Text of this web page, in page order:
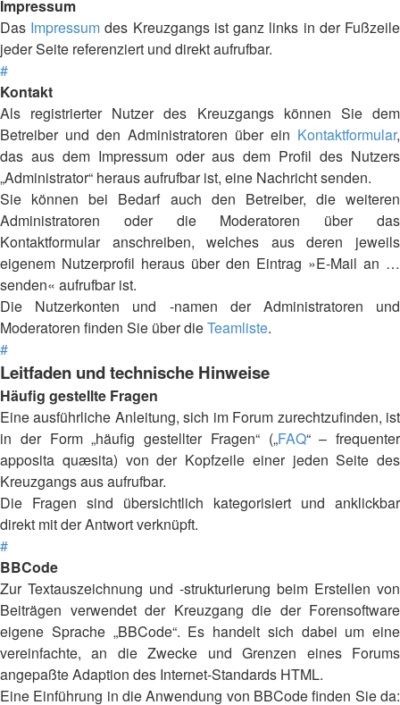
Impressum
Das Impressum des Kreuzgangs ist ganz links in der Fußzeile
jeder Seite referenziert und direkt aufrufbar.
#
Kontakt
Als registrierter Nutzer des Kreuzgangs können Sie dem
Betreiber und den Administratoren über ein Kontaktformular,
das aus dem Impressum oder aus dem Profil des Nutzers
„Administrator“ heraus aufrufbar ist, eine Nachricht senden.
Sie können bei Bedarf auch den Betreiber, die weiteren
Administratoren oder die Moderatoren über das
Kontaktformular anschreiben, welches aus deren jeweils
eigenem Nutzerprofil heraus über den Eintrag »E-Mail an …
senden« aufrufbar ist.
Die Nutzerkonten und -namen der Administratoren und
Moderatoren finden Sie über dieTeamliste.
#
Leitfaden und technische Hinweise
Häufig gestellte Fragen
Eine ausführliche Anleitung, sich im Forum zurechtzufinden, ist
in der Form „häufig gestellter Fragen“ („FAQ“ – frequenter
apposita quæsita) von der Kopfzeile einer jeden Seite des
Kreuzgangs aus aufrufbar.
Die Fragen sind übersichtlich kategorisiert und anklickbar
direkt mit der Antwort verknüpft.
#
BBCode
Zur Textauszeichnung und -strukturierung beim Erstellen von
Beiträgen verwendet der Kreuzgang die der Forensoftware
eigene Sprache „BBCode“. Es handelt sich dabei um eine
vereinfachte, an die Zwecke und Grenzen eines Forums
angepaßte Adaption des Internet-Standards HTML.
Eine Einführung in die Anwendung von BBCode finden Sie da: